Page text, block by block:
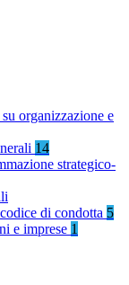
organizzazione e
14
strategico-
di condotta 5
e imprese 1